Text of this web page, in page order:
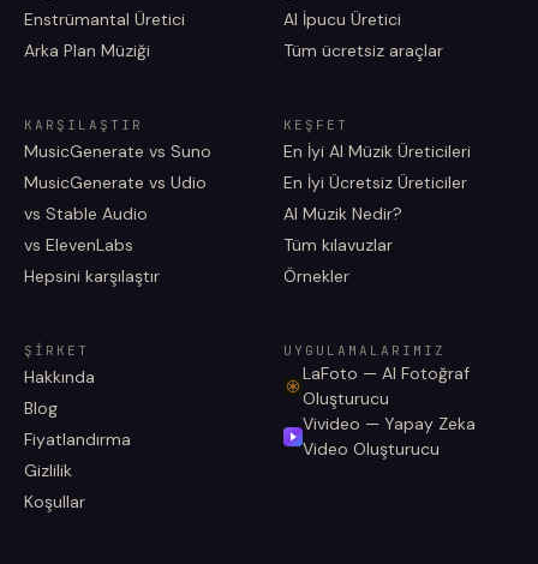
Enstrümantal Üretici
Arka Plan Müziği
AI İpucu Üretici
Tüm ücretsiz araçlar
KARŞILAŞTIR
MusicGenerate vs Suno
MusicGenerate vs Udio
vs Stable Audio
vs ElevenLabs
Hepsini karşılaştır
KEŞFET
En İyi AI Müzik Üreticileri
En İyi Ücretsiz Üreticiler
AI Müzik Nedir?
Tüm kılavuzlar
Örnekler
ŞIRKET
Hakkında
Blog
Fiyatlandırma
Gizlilik
Koşullar
UYGULAMALARIMIZ
LaFoto — AI Fotoğraf
Oluşturucu
Vivideo — Yapay Zeka
Video Oluşturucu